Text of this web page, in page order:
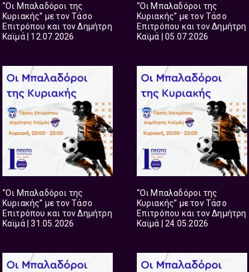
“Οι Μπαλαδόροι της
Κυριακής” με τον Τάσο
Επιτρόπου και τον Δημήτρη
Καϊμά | 12.07.2026
“Οι Μπαλαδόροι της
Κυριακής” με τον Τάσο
Επιτρόπου και τον Δημήτρη
Καϊμά | 05.07.2026
“Οι Μπαλαδόροι της
Κυριακής” με τον Τάσο
Επιτρόπου και τον Δημήτρη
Καϊμά | 31.05.2026
“Οι Μπαλαδόροι της
Κυριακής” με τον Τάσο
Επιτρόπου και τον Δημήτρη
Καϊμά | 24.05.2026